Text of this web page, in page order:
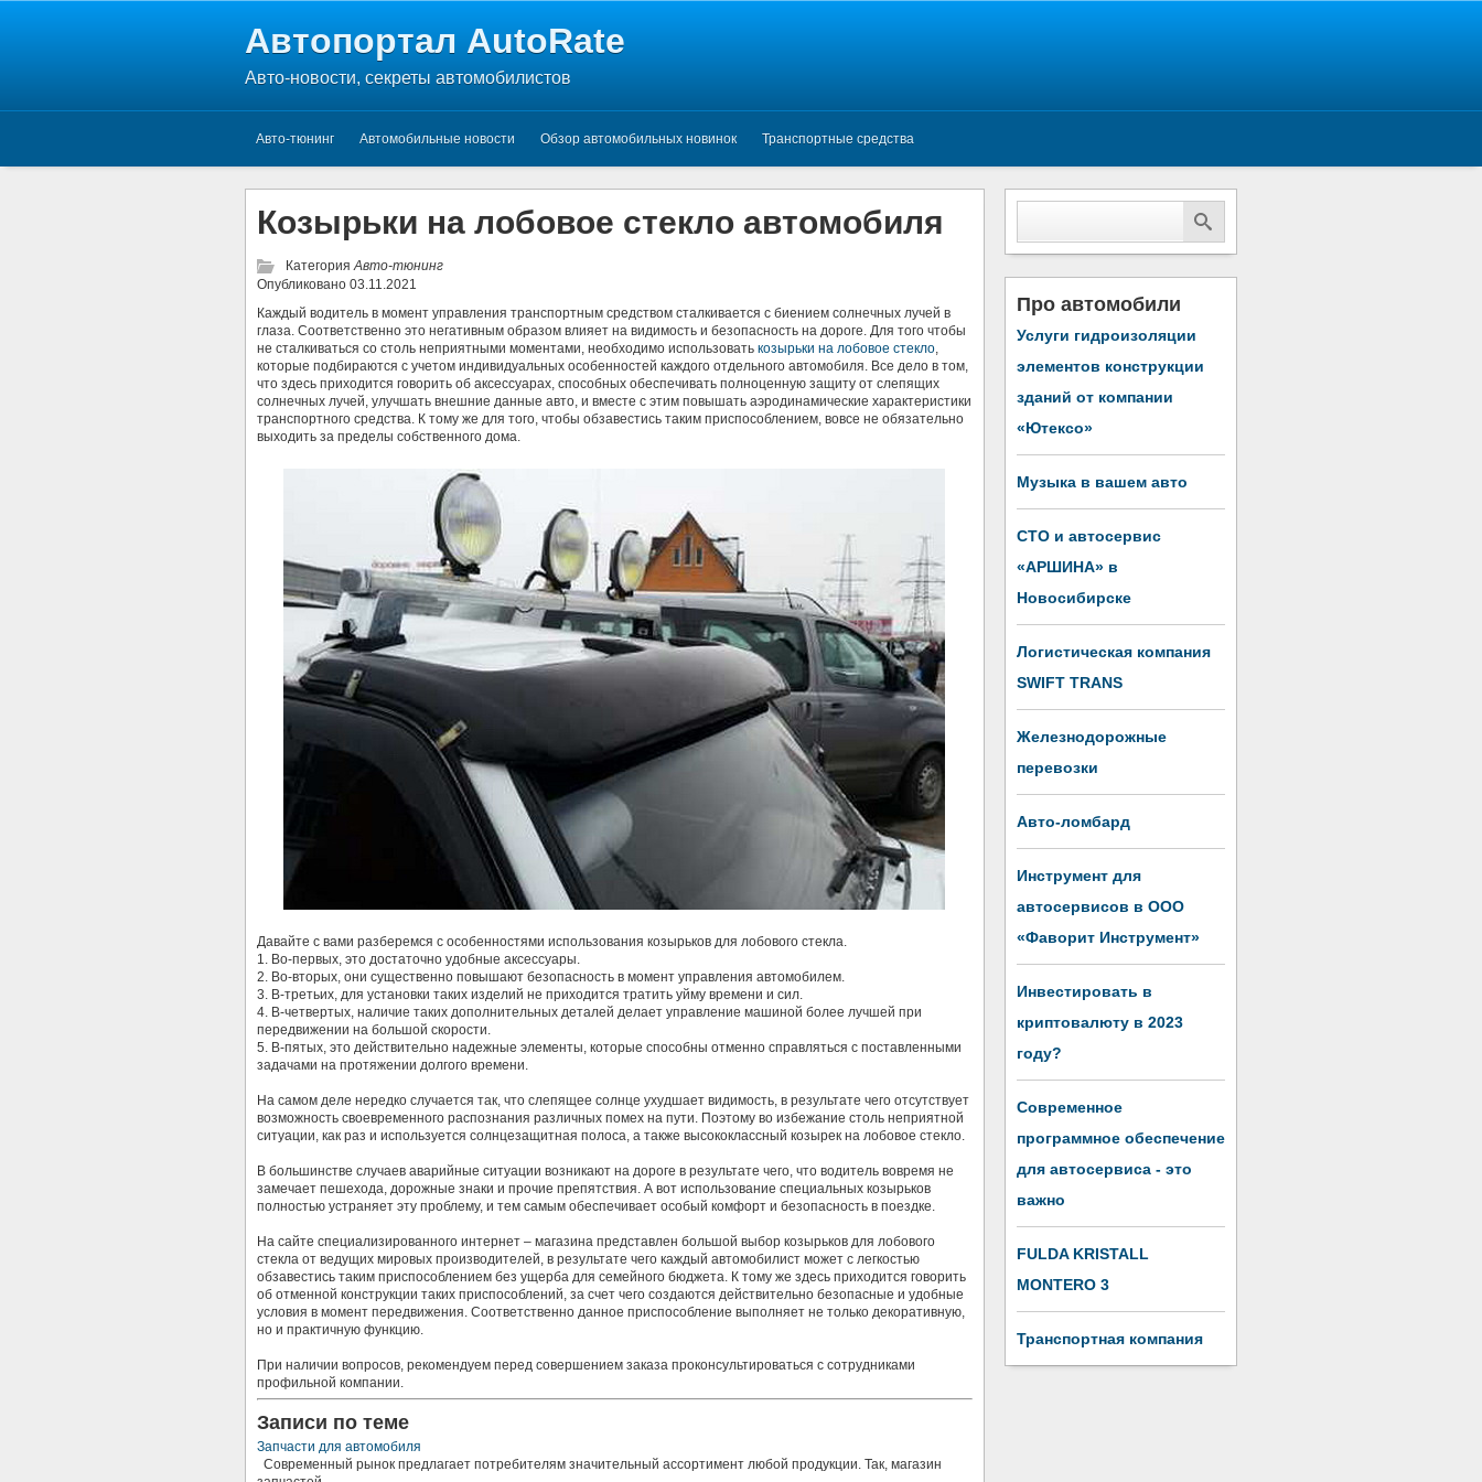
Автопортал AutoRate
Авто-новости, секреты автомобилистов
Авто-тюнинг Автомобильные новости Обзор автомобильных новинок Транспортные средства
Козырьки на лобовое стекло автомобиля
КатегорияАвто-тюнинг
Опубликовано 03.11.2021
Каждый водитель в момент управления транспортным средством сталкивается с биением солнечных лучей в
глаза. Соответственно это негативным образом влияет на видимость и безопасность на дороге. Для того чтобы
не сталкиваться со столь неприятными моментами, необходимо использовать козырьки на лобовое стекло,
которые подбираются с учетом индивидуальных особенностей каждого отдельного автомобиля. Все дело в том,
что здесь приходится говорить об аксессуарах, способных обеспечивать полноценную защиту от слепящих
солнечных лучей, улучшать внешние данные авто, и вместе с этим повышать аэродинамические характеристики
транспортного средства. К тому же для того, чтобы обзавестись таким приспособлением, вовсе не обязательно
выходить за пределы собственного дома.
Давайте с вами разберемся с особенностями использования козырьков для лобового стекла.
1. Во-первых, это достаточно удобные аксессуары.
2. Во-вторых, они существенно повышают безопасность в момент управления автомобилем.
3. В-третьих, для установки таких изделий не приходится тратить уйму времени и сил.
4. В-четвертых, наличие таких дополнительных деталей делает управление машиной более лучшей при
передвижении на большой скорости.
5. В-пятых, это действительно надежные элементы, которые способны отменно справляться с поставленными
задачами на протяжении долгого времени.
На самом деле нередко случается так, что слепящее солнце ухудшает видимость, в результате чего отсутствует
возможность своевременного распознания различных помех на пути. Поэтому во избежание столь неприятной
ситуации, как раз и используется солнцезащитная полоса, а также высококлассный козырек на лобовое стекло.
В большинстве случаев аварийные ситуации возникают на дороге в результате чего, что водитель вовремя не
замечает пешехода, дорожные знаки и прочие препятствия. А вот использование специальных козырьков
полностью устраняет эту проблему, и тем самым обеспечивает особый комфорт и безопасность в поездке.
На сайте специализированного интернет – магазина представлен большой выбор козырьков для лобового
стекла от ведущих мировых производителей, в результате чего каждый автомобилист может с легкостью
обзавестись таким приспособлением без ущерба для семейного бюджета. К тому же здесь приходится говорить
об отменной конструкции таких приспособлений, за счет чего создаются действительно безопасные и удобные
условия в момент передвижения. Соответственно данное приспособление выполняет не только декоративную,
но и практичную функцию.
При наличии вопросов, рекомендуем перед совершением заказа проконсультироваться с сотрудниками
профильной компании.
Записи по теме
Запчасти для автомобиля
Современный рынок предлагает потребителям значительный ассортимент любой продукции. Так, магазин
Про автомобили
Услуги гидроизоляции
элементов конструкции
зданий от компании
«Ютексо»
Музыка в вашем авто
СТО и автосервис
«АРШИНА» в
Новосибирске
Логистическая компания
SWIFT TRANS
Железнодорожные
перевозки
Авто-ломбард
Инструмент для
автосервисов в ООО
«Фаворит Инструмент»
Инвестировать в
криптовалюту в 2023
году?
Современное
программное обеспечение
для автосервиса - это
важно
FULDA KRISTALL
MONTERO 3
Транспортная компания